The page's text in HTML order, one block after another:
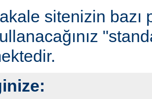
sitenizin bazı